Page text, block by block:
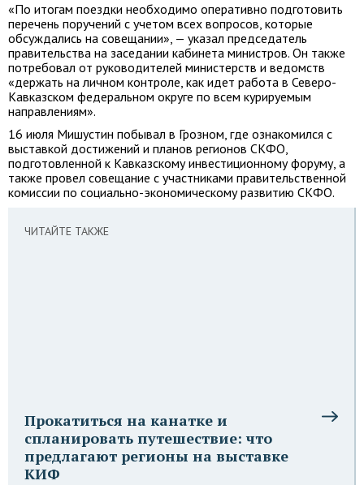
«По итогам поездки необходимо оперативно подготовить
перечень поручений с учетом всех вопросов, которые
обсуждались на совещании», — указал председатель
правительства на заседании кабинета министров. Он также
потребовал от руководителей министерств и ведомств
«держать на личном контроле, как идет работа в Северо-
Кавказском федеральном округе по всем курируемым
направлениям».
16 июля Мишустин побывал в Грозном, где ознакомился с
выставкой достижений и планов регионов СКФО,
подготовленной к Кавказскому инвестиционному форуму, а
также провел совещание с участниками правительственной
комиссии по социально-экономическому развитию СКФО.
ЧИТАЙТЕ ТАКЖЕ
Прокатиться на канатке и
спланировать путешествие: что
предлагают регионы на выставке
КИФ